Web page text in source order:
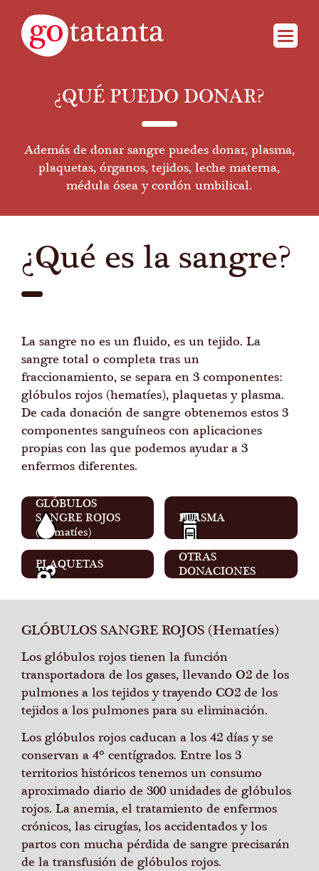
¿QUÉ PUEDO DONAR?
Además de donar sangre puedes donar, plasma,
plaquetas, órganos, tejidos, leche materna,
médula ósea y cordón umbilical.
¿Qué es la sangre?
La sangre no es un fluido, es un tejido. La
sangre total o completa tras un
fraccionamiento, se separa en 3 componentes:
glóbulos rojos (hematíes), plaquetas y plasma.
De cada donación de sangre obtenemos estos 3
componentes sanguíneos con aplicaciones
propias con las que podemos ayudar a 3
enfermos diferentes.
GLÓBULOS
SANGRE ROJOS
(Hematíes)
PLASMA
PLAQUETAS
OTRAS
DONACIONES
GLÓBULOS SANGRE ROJOS (Hematíes)
Los glóbulos rojos tienen la función
transportadora de los gases, llevando O2 de los
pulmones a los tejidos y trayendo CO2 de los
tejidos a los pulmones para su eliminación.
Los glóbulos rojos caducan a los 42 días y se
conservan a 4º centígrados. Entre los 3
territorios históricos tenemos un consumo
aproximado diario de 300 unidades de glóbulos
rojos. La anemia, el tratamiento de enfermos
crónicos, las cirugías, los accidentados y los
partos con mucha pérdida de sangre precisarán
de la transfusión de glóbulos rojos.